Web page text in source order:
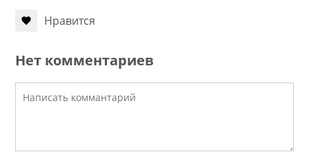
Нравится
Нет комментариев